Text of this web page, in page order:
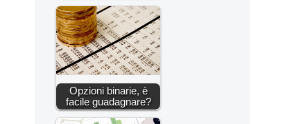
Opzioni binarie, è
facile guadagnare?